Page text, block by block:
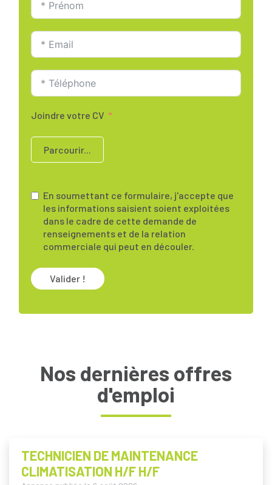
Joindre votre CV
Parcourir...
En soumettant ce formulaire, j'accepte que
les informations saisient soient exploitées
dans le cadre de cette demande de
renseignements et de la relation
commerciale qui peut en découler.
Valider !
Nos dernières offres
d'emploi
TECHNICIEN DE MAINTENANCE
CLIMATISATION H/F H/F